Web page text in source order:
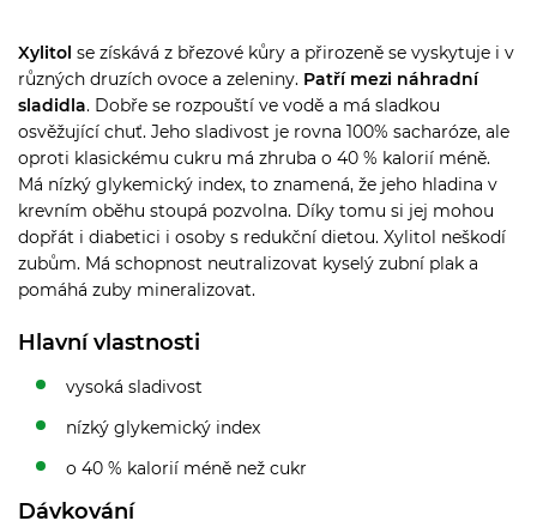
Xylitol se získává z březové kůry a přirozeně se vyskytuje i v
různých druzích ovoce a zeleniny. Patří mezi náhradní
sladidla. Dobře se rozpouští ve vodě a má sladkou
osvěžující chuť. Jeho sladivost je rovna 100% sacharóze, ale
oproti klasickému cukru má zhruba o 40 % kalorií méně.
Má nízký glykemický index, to znamená, že jeho hladina v
krevním oběhu stoupá pozvolna. Díky tomu si jej mohou
dopřát i diabetici i osoby s redukční dietou. Xylitol neškodí
zubům. Má schopnost neutralizovat kyselý zubní plak a
pomáhá zuby mineralizovat.
Hlavní vlastnosti
vysoká sladivost
nízký glykemický index
o 40 % kalorií méně než cukr
Dávkování